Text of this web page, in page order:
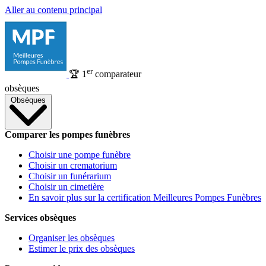
Aller au contenu principal
🏆 1 ercomparateur
obsèques
Obsèques
Comparer les pompes funèbres
Choisir une pompe funèbre
Choisir un crematorium
Choisir un funérarium
Choisir un cimetière
En savoir plus sur la certification Meilleures Pompes Funèbres
Services obsèques
Organiser les obsèques
Estimer le prix des obsèques